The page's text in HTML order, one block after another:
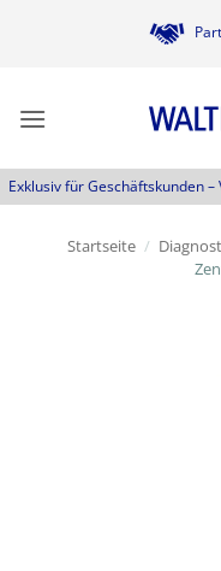
Exklusiv für Geschäftskunden –
Startseite /